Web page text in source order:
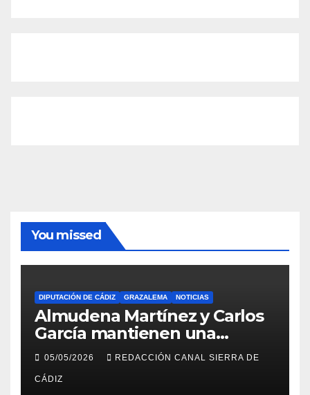
You missed
DIPUTACIÓN DE CÁDIZ GRAZALEMA NOTICIAS
Almudena Martínez y Carlos
García mantienen una
reunión en el Palacio
Provincial
05/05/2026 REDACCIÓN CANAL SIERRA DE
CÁDIZ